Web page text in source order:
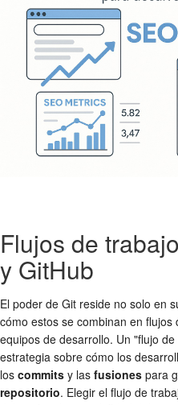
Flujos de
y GitHub
El poder de Git reside no solo en
cómo estos se combinan en
equipos de desarrollo. Un "flujo
estrategia sobre cómo los
los commits y las fusiones para
repositorio. Elegir el flujo de